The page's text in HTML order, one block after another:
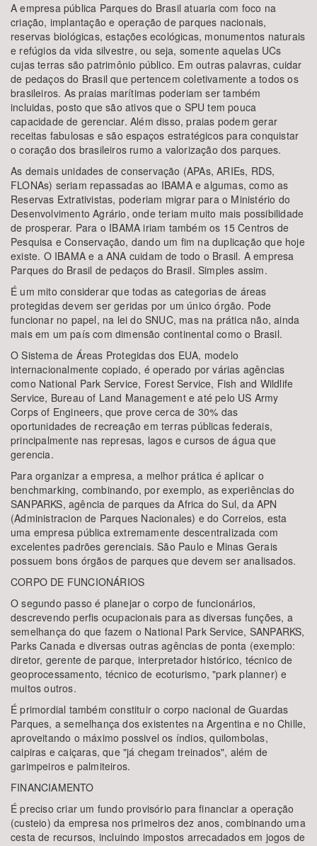
A empresa pública Parques do Brasil atuaria com foco na
criação, implantação e operação de parques nacionais,
reservas biológicas, estações ecológicas, monumentos naturais
e refúgios da vida silvestre, ou seja, somente aquelas UCs
cujas terras são patrimônio público. Em outras palavras, cuidar
de pedaços do Brasil que pertencem coletivamente a todos os
brasileiros. As praias marítimas poderiam ser também
incluidas, posto que são ativos que o SPU tem pouca
capacidade de gerenciar. Além disso, praias podem gerar
receitas fabulosas e são espaços estratégicos para conquistar
o coração dos brasileiros rumo a valorização dos parques.
As demais unidades de conservação (APAs, ARIEs, RDS,
FLONAs) seriam repassadas ao IBAMA e algumas, como as
Reservas Extrativistas, poderiam migrar para o Ministério do
Desenvolvimento Agrário, onde teriam muito mais possibilidade
de prosperar. Para o IBAMA iriam também os 15 Centros de
Pesquisa e Conservação, dando um fim na duplicação que hoje
existe. O IBAMA e a ANA cuidam de todo o Brasil. A empresa
Parques do Brasil de pedaços do Brasil. Simples assim.
É um mito considerar que todas as categorias de áreas
protegidas devem ser geridas por um único órgão. Pode
funcionar no papel, na lei do SNUC, mas na prática não, ainda
mais em um país com dimensão continental como o Brasil.
O Sistema de Áreas Protegidas dos EUA, modelo
internacionalmente copiado, é operado por várias agências
como National Park Service, Forest Service, Fish and Wildlife
Service, Bureau of Land Management e até pelo US Army
Corps of Engineers, que prove cerca de 30% das
oportunidades de recreação em terras públicas federais,
principalmente nas represas, lagos e cursos de água que
gerencia.
Para organizar a empresa, a melhor prática é aplicar o
benchmarking, combinando, por exemplo, as experiências do
SANPARKS, agência de parques da Africa do Sul, da APN
(Administracion de Parques Nacionales) e do Correios, esta
uma empresa pública extremamente descentralizada com
excelentes padrões gerenciais. São Paulo e Minas Gerais
possuem bons órgãos de parques que devem ser analisados.
CORPO DE FUNCIONÁRIOS
O segundo passo é planejar o corpo de funcionários,
descrevendo perfis ocupacionais para as diversas funções, a
semelhança do que fazem o National Park Service, SANPARKS,
Parks Canada e diversas outras agências de ponta (exemplo:
diretor, gerente de parque, interpretador histórico, técnico de
geoprocessamento, técnico de ecoturismo, "park planner) e
muitos outros.
É primordial também constituir o corpo nacional de Guardas
Parques, a semelhança dos existentes na Argentina e no Chille,
aproveitando o máximo possivel os índios, quilombolas,
caipiras e caiçaras, que "já chegam treinados", além de
garimpeiros e palmiteiros.
FINANCIAMENTO
É preciso criar um fundo provisório para financiar a operação
(custeio) da empresa nos primeiros dez anos, combinando uma
cesta de recursos, incluindo impostos arrecadados em jogos de